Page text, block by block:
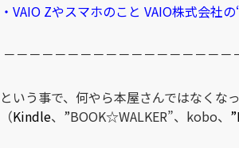
・VAIO Zやスマホのこと VAIO株式会社
－－－－－－－－－－－－－－－－－－
という事で、何やら本屋さんではなくな
（Kindle、”BOOK☆WALKER”、kobo、